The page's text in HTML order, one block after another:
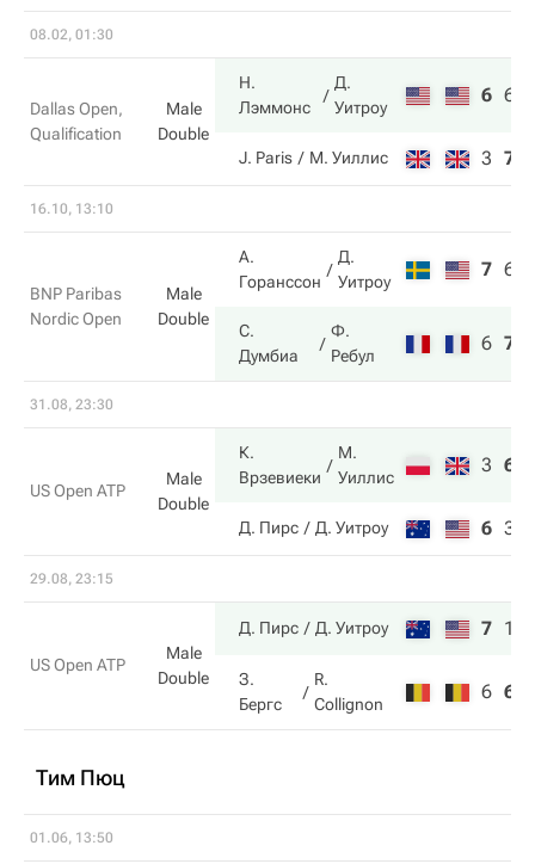
08.02, 01:30
Dallas Open,
Qualification
Male
Double
Н.
Лэммонс
Д.
Уитроу
6 6
J. Paris М. Уиллис 3 7
16.10, 13:10
BNP Paribas
Nordic Open
Male
Double
А.
Горанссон
Д.
Уитроу
7 6
С.
Думбиа
Ф.
Ребул
6 7
31.08, 23:30
US Open ATP
Male
Double
К.
Врзевиеки
М.
Уиллис
3 6
Д. Пирс Д. Уитроу 6 3
29.08, 23:15
US Open ATP
Male
Double
Д. Пирс Д. Уитроу 7 1
З.
Бергс
R.
Collignon
6 6
Тим Пюц
01.06, 13:50